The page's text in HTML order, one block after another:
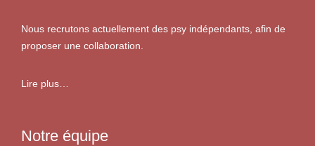
Nous recrutons actuellement des psy indépendants, afin de
proposer une collaboration.
Lire plus…
Notre équipe